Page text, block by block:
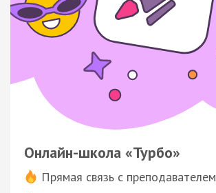
Онлайн-школа «Турбо»
Прямая связь с преподавателем